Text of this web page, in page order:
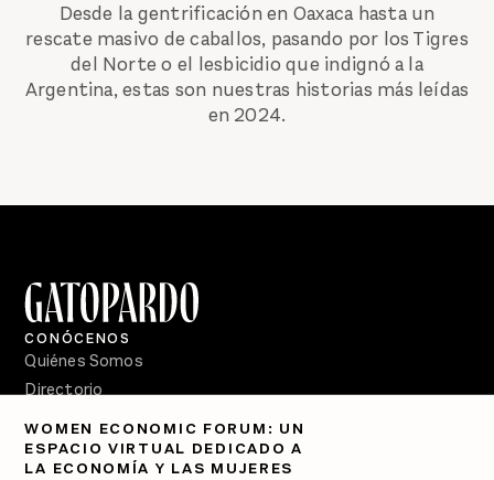
Desde la gentrificación en Oaxaca hasta un
rescate masivo de caballos, pasando por los Tigres
del Norte o el lesbicidio que indignó a la
Argentina, estas son nuestras historias más leídas
en 2024.
WOMEN ECONOMIC FORUM: UN
ESPACIO VIRTUAL DEDICADO A
LA ECONOMÍA Y LAS MUJERES
CONÓCENOS
Quiénes Somos
Directorio
PÓDCASTS
Semanario Gatopardo